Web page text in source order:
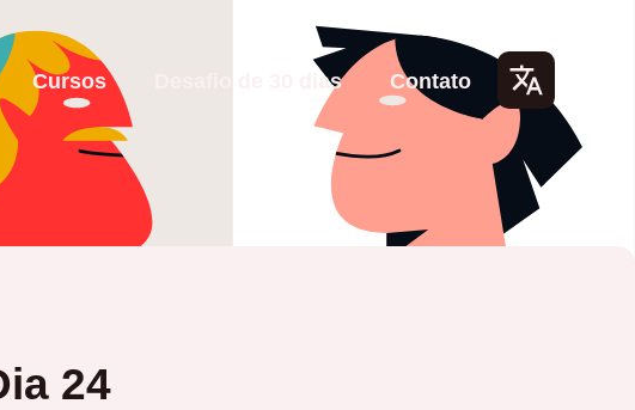
Lang
uage
Cursos Desafio de 30 dias Contato
24